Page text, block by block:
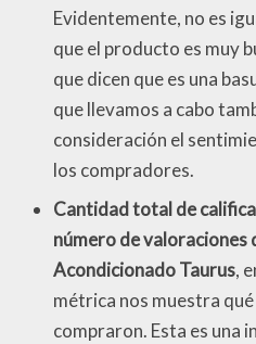
Evidentemente, no es
que el producto es muy
que dicen que es una
que llevamos a cabo
consideración el
los compradores.
Cantidad total de
número de valoraciones
Acondicionado Taurus,
métrica nos muestra
compraron. Esta es una